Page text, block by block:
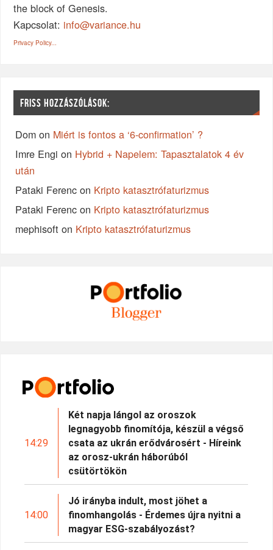
the block of Genesis.
Kapcsolat: info@variance.hu
Privacy Policy...
FRISS HOZZÁSZÓLÁSOK:
Dom on Miért is fontos a ‘6-confirmation’ ?
Imre Engi on Hybrid + Napelem: Tapasztalatok 4 év
után
Pataki Ferenc on Kripto katasztrófaturizmus
Pataki Ferenc on Kripto katasztrófaturizmus
mephisoft on Kripto katasztrófaturizmus
14:29
Két napja lángol az oroszok
legnagyobb finomítója, készül a végső
csata az ukrán erődvárosért - Híreink
az orosz-ukrán háborúból
csütörtökön
14:00
Jó irányba indult, most jöhet a
finomhangolás - Érdemes újra nyitni a
magyar ESG-szabályozást?